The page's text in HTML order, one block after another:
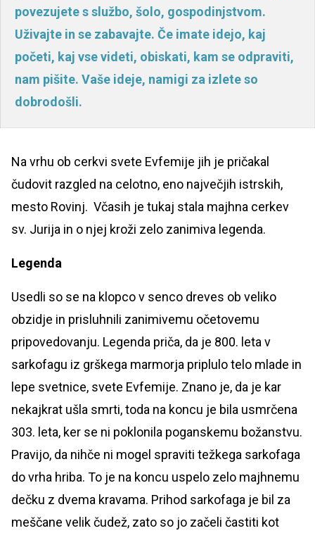
povezujete s službo, šolo, gospodinjstvom.
Uživajte in se zabavajte. Če imate idejo, kaj
početi, kaj vse videti, obiskati, kam se odpraviti,
nam pišite. Vaše ideje, namigi za izlete so
dobrodošli.
Na vrhu ob cerkvi svete Evfemije jih je pričakal
čudovit razgled na celotno, eno največjih istrskih,
mesto Rovinj. Včasih je tukaj stala majhna cerkev
sv. Jurija in o njej kroži zelo zanimiva legenda.
Legenda
Usedli so se na klopco v senco dreves ob veliko
obzidje in prisluhnili zanimivemu očetovemu
pripovedovanju. Legenda priča, da je 800. leta v
sarkofagu iz grškega marmorja priplulo telo mlade in
lepe svetnice, svete Evfemije. Znano je, da je kar
nekajkrat ušla smrti, toda na koncu je bila usmrčena
303. leta, ker se ni poklonila poganskemu božanstvu.
Pravijo, da nihče ni mogel spraviti težkega sarkofaga
do vrha hriba. To je na koncu uspelo zelo majhnemu
dečku z dvema kravama. Prihod sarkofaga je bil za
meščane velik čudež, zato so jo začeli častiti kot